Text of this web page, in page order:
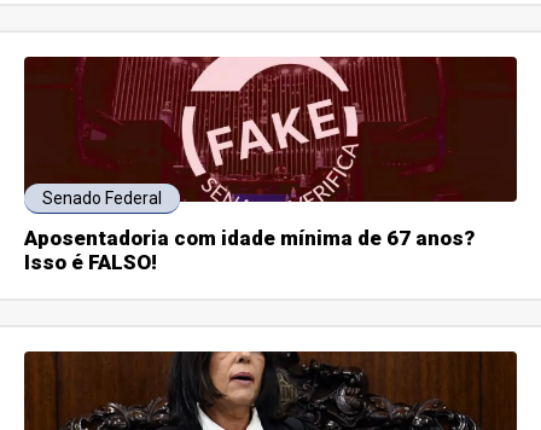
Senado Federal
Aposentadoria com idade mínima de 67 anos?
Isso é FALSO!